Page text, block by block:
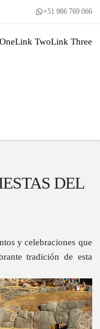
+51 986 769 066
Link TwoLink Three
DEL
y celebraciones que
tradición de esta